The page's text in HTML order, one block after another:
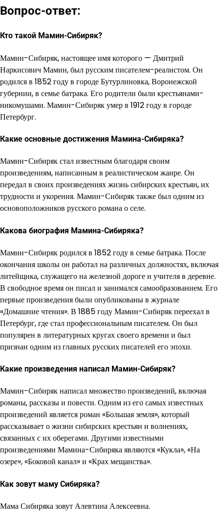
Вопрос-ответ:
Кто такой Мамин-Сибиряк?
Мамин-Сибиряк, настоящее имя которого — Дмитрий
Наркисович Мамин, был русским писателем-реалистом. Он
родился в 1852 году в городе Бутурлиновка, Воронежской
губернии, в семье батрака. Его родители были крестьянами-
никомушами. Мамин-Сибиряк умер в 1912 году в городе
Петербург.
Какие основные достижения Мамина-Сибиряка?
Мамин-Сибиряк стал известным благодаря своим
произведениям, написанным в реалистическом жанре. Он
передал в своих произведениях жизнь сибирских крестьян, их
трудности и укорения. Мамин-Сибиряк также был одним из
основоположников русского романа о селе.
Какова биография Мамина-Сибиряка?
Мамин-Сибиряк родился в 1852 году в семье батрака. После
окончания школы он работал на различных должностях, включая
литейщика, служащего на железной дороге и учителя в деревне.
В свободное время он писал и занимался самообразованием. Его
первые произведения были опубликованы в журнале
«Домашние чтения». В 1885 году Мамин-Сибиряк переехал в
Петербург, где стал профессиональным писателем. Он был
популярен в литературных кругах своего времени и был
признан одним из главных русских писателей его эпохи.
Какие произведения написал Мамин-Сибиряк?
Мамин-Сибиряк написал множество произведений, включая
романы, рассказы и повести. Одним из его самых известных
произведений является роман «Большая земля», который
рассказывает о жизни сибирских крестьян и волнениях,
связанных с их оберегами. Другими известными
произведениями Мамина-Сибиряка являются «Кукла», «На
озере», «Боковой канал» и «Крах мещанства».
Как зовут маму Сибиряка?
Мама Сибиряка зовут Алевтина Алексеевна.